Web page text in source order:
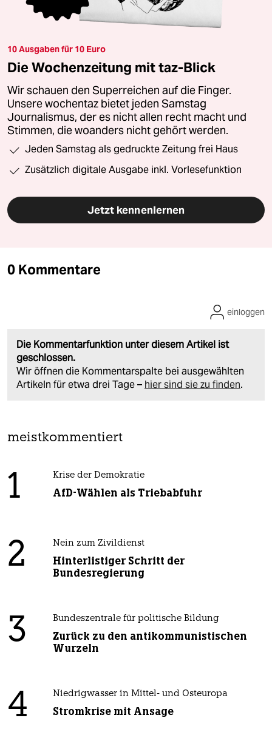
10 Ausgaben für 10 Euro
Die Wochenzeitung mit taz-Blick
Wir schauen den Superreichen auf die Finger.
Unsere wochentaz bietet jeden Samstag
Journalismus, der es nicht allen recht macht und
Stimmen, die woanders nicht gehört werden.
Jeden Samstag als gedruckte Zeitung frei Haus
Zusätzlich digitale Ausgabe inkl. Vorlesefunktion
Jetzt kennenlernen
0 Kommentare
Die Kommentarfunktion unter diesem Artikel ist
geschlossen.
Wir öffnen die Kommentarspalte bei ausgewählten
Artikeln für etwa drei Tage – hier sind sie zu finden.
einloggen
meistkommentiert
1 Krise der Demokratie
AfD-Wählen als Triebabfuhr
2 Nein zum Zivildienst
Hinterlistiger Schritt der
Bundesregierung
3 Bundeszentrale für politische Bildung
Zurück zu den antikommunistischen
Wurzeln
4 Niedrigwasser in Mittel- und Osteuropa
Stromkrise mit Ansage